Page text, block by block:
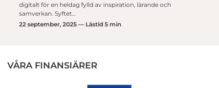
digitalt för en heldag fylld av inspiration, lärande och
samverkan. Syftet…
22 september, 2025 — Lästid 5 min
VÅRA FINANSIÄRER